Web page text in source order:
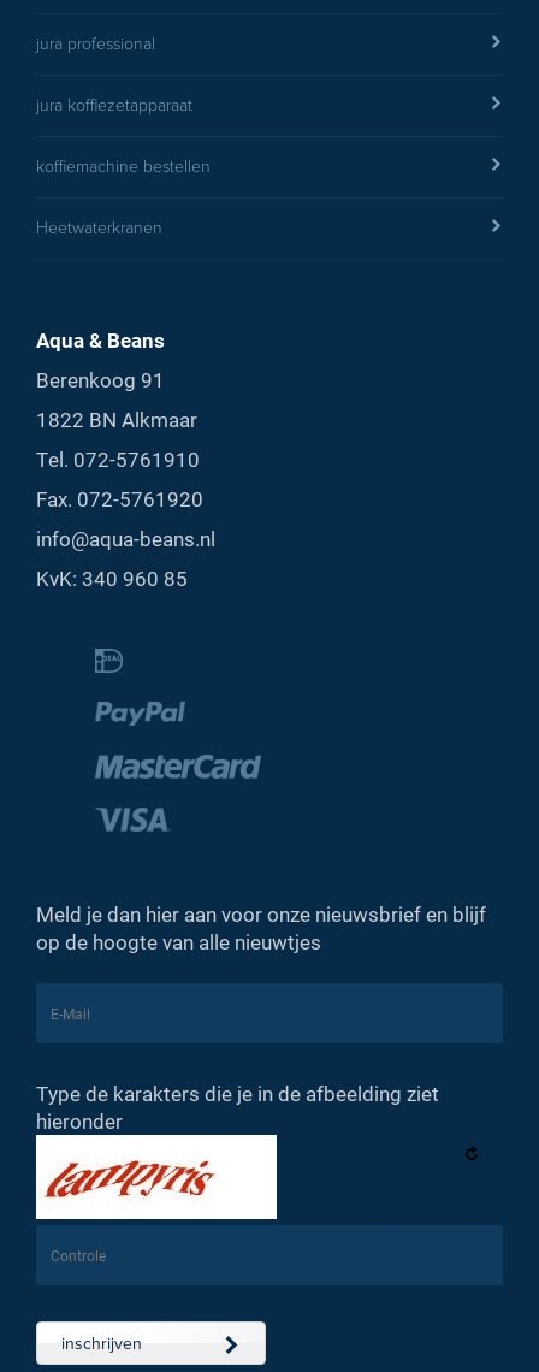
jura professional
jura koffiezetapparaat
koffiemachine bestellen
Heetwaterkranen
Aqua & Beans
Berenkoog 91
1822 BN Alkmaar
Tel. 072-5761910
Fax. 072-5761920
info@aqua-beans.nl
KvK: 340 960 85
Meld je dan hier aan voor onze nieuwsbrief en blijf
op de hoogte van alle nieuwtjes
Type de karakters die je in de afbeelding ziet
hieronder
inschrijven